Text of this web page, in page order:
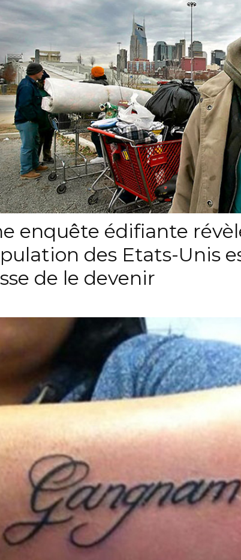
enquête édifiante
des Etats-Unis
de le devenir